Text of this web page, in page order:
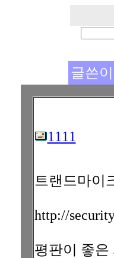
글쓴
1111
트랜드마이
http://
평판이 좋은